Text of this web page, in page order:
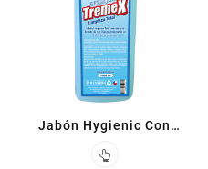
Jabón Hygienic Con
Triclosán 1 L